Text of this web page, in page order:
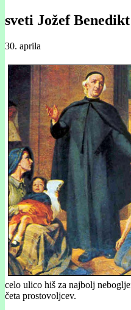
sveti Jožef
30. aprila
celo ulico hiš za najbolj
četa prostovoljcev.